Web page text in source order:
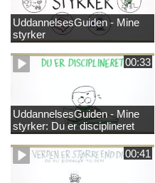
UddannelsesGuiden - Mine
styrker
00:33
UddannelsesGuiden - Mine
styrker: Du er disciplineret
00:41